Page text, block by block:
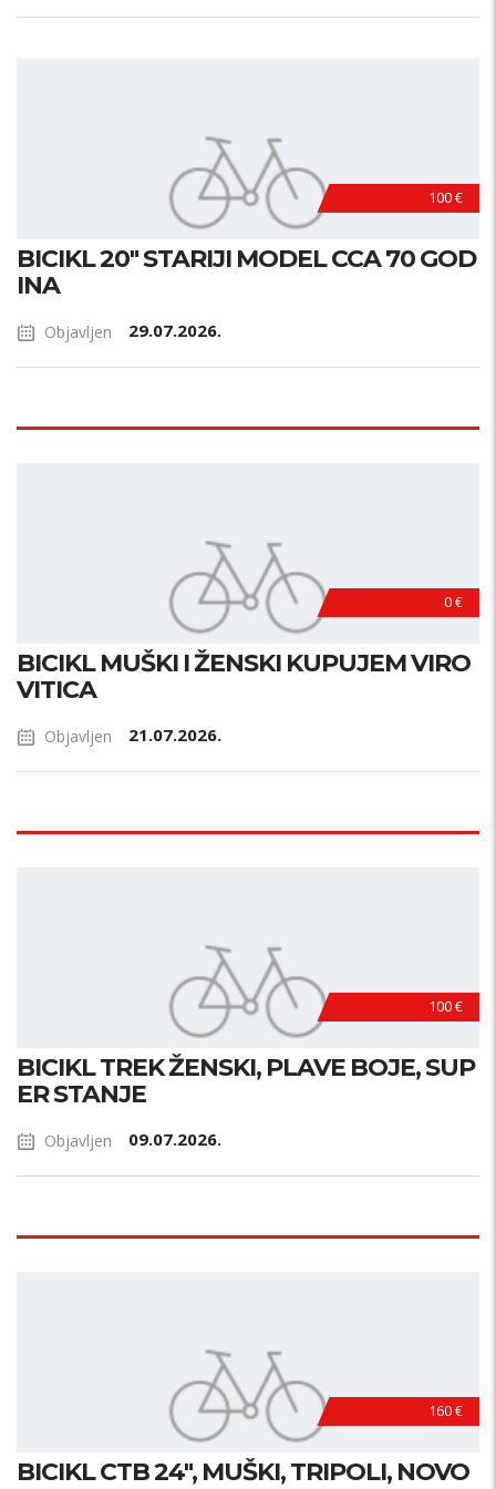
100 €
BICIKL 20" STARIJI MODEL CCA 70 GOD
INA
Objavljen 29.07.2026.
0 €
BICIKL MUŠKI I ŽENSKI KUPUJEM VIRO
VITICA
Objavljen 21.07.2026.
100 €
BICIKL TREK ŽENSKI, PLAVE BOJE, SUP
ER STANJE
Objavljen 09.07.2026.
160 €
BICIKL CTB 24", MUŠKI, TRIPOLI, NOVO